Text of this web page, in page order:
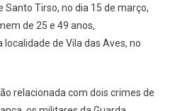
Aves
Santo Tirso, no dia 15 de março,
de 25 e 49 anos,
de Vila das Aves, no
relacionada com dois crimes de